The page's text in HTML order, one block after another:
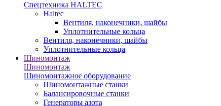
Спецтехника HALTEC
Haltec
Вентиля, наконечники, шайбы
Уплотнительные кольца
Вентиля, наконечники, шайбы
Уплотнительные кольца
Шиномонтаж
Шиномонтаж
Шиномонтажное оборудование
Шиномонтажные станки
Балансировочные станки
Генераторы азота